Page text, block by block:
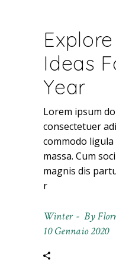
Ideas
Year
Lorem ipsum
consectetuer
commodo
massa. Cum
magnis dis
r
Winter By
10 Gennaio 2020